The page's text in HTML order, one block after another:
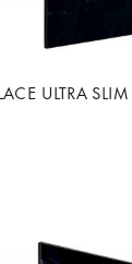
ULTRA